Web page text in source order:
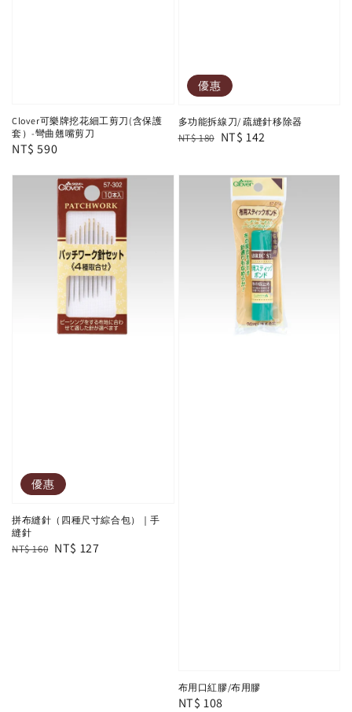
Clover可樂牌挖花細工剪刀(含保護
套）-彎曲翹嘴剪刀
Regular
NT$ 590
優惠
多功能拆線刀/ 疏縫針移除器
Regular
NT$ 180 Sale
NT$ 142
優惠
拼布縫針（四種尺寸綜合包）｜手
縫針
Regular
NT$ 160 Sale
NT$ 127
布用口紅膠/布用膠
Regular
NT$ 108